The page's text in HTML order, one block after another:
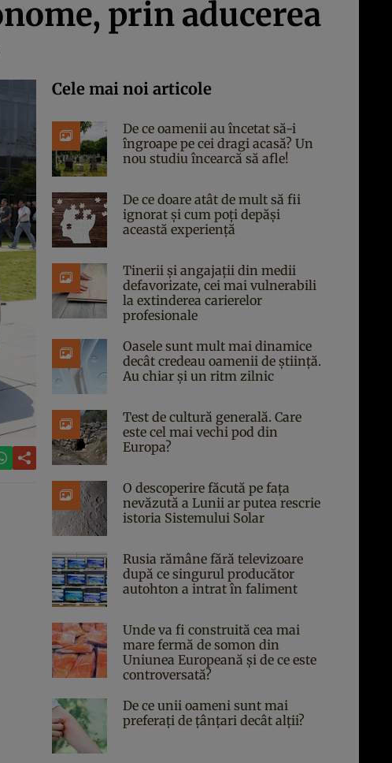
prin aducerea
Cele mai noi articole
De ce oamenii au încetat să-i
îngroape pe cei dragi acasă? Un
nou studiu încearcă să afle!
De ce doare atât de mult să fii
ignorat și cum poți depăși
această experiență
Tinerii și angajații din medii
defavorizate, cei mai vulnerabili
la extinderea carierelor
profesionale
Oasele sunt mult mai dinamice
decât credeau oamenii de știință.
Au chiar și un ritm zilnic
Test de cultură generală. Care
este cel mai vechi pod din
Europa?
O descoperire făcută pe fața
nevăzută a Lunii ar putea rescrie
istoria Sistemului Solar
Rusia rămâne fără televizoare
după ce singurul producător
autohton a intrat în faliment
Unde va fi construită cea mai
mare fermă de somon din
Uniunea Europeană și de ce este
controversată?
De ce unii oameni sunt mai
preferați de țânțari decât alții?